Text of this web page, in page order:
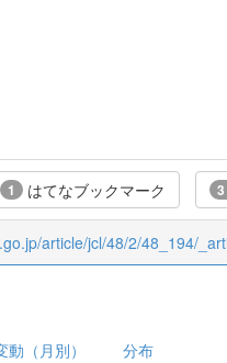
1 はてなブックマーク
article/jcl/48/2/48_194/
動（月別） 分布